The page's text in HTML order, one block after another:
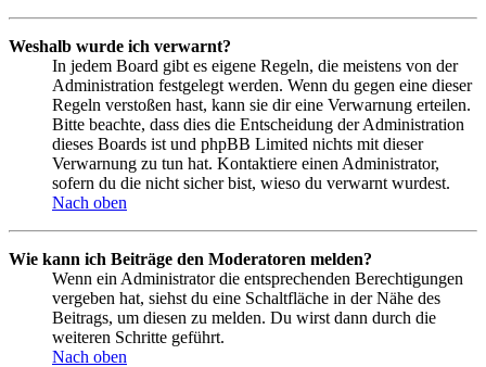
Weshalb wurde ich verwarnt?
In jedem Board gibt es eigene Regeln, die meistens von der
Administration festgelegt werden. Wenn du gegen eine dieser
Regeln verstoßen hast, kann sie dir eine Verwarnung erteilen.
Bitte beachte, dass dies die Entscheidung der Administration
dieses Boards ist und phpBB Limited nichts mit dieser
Verwarnung zu tun hat. Kontaktiere einen Administrator,
sofern du die nicht sicher bist, wieso du verwarnt wurdest.
Nach oben
Wie kann ich Beiträge den Moderatoren melden?
Wenn ein Administrator die entsprechenden Berechtigungen
vergeben hat, siehst du eine Schaltfläche in der Nähe des
Beitrags, um diesen zu melden. Du wirst dann durch die
weiteren Schritte geführt.
Nach oben